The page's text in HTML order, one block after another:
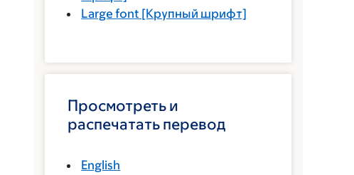
Large font [Крупный шрифт]
Просмотреть и
распечатать перевод
English